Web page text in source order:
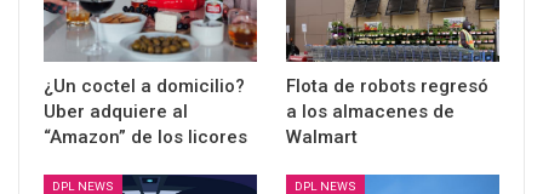
¿Un coctel a domicilio?
Uber adquiere al
“Amazon” de los licores
Flota de robots regresó
a los almacenes de
Walmart
DPL NEWS DPL NEWS